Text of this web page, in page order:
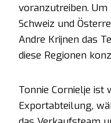
voranzutreiben.
Schweiz und
Andre Krijnen das
diese Regionen
Tonnie Cornielje ist
Exportabteilung,